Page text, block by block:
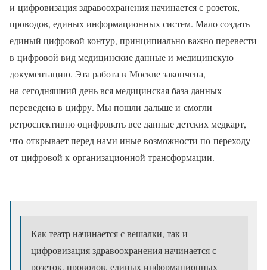
и цифровизация здравоохранения начинается с розеток,
проводов, единых информационных систем. Мало создать
единый цифровой контур, принципиально важно перевести
в цифровой вид медицинские данные и медицинскую
документацию. Эта работа в Москве закончена,
на сегодняшний день вся медицинская база данных
переведена в цифру. Мы пошли дальше и смогли
ретроспективно оцифровать все данные детских медкарт,
что открывает перед нами иные возможности по переходу
от цифровой к организационной трансформации.
Как театр начинается с вешалки, так и
цифровизация здравоохранения начинается с
розеток, проводов, единых информационных